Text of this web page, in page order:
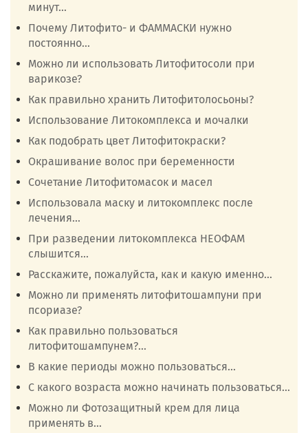
минут...
Почему Литофито- и ФАММАСКИ нужно
постоянно...
Можно ли использовать Литофитосоли при
варикозе?
Как правильно хранить Литофитолосьоны?
Использование Литокомплекса и мочалки
Как подобрать цвет Литофитокраски?
Окрашивание волос при беременности
Сочетание Литофитомасок и масел
Использовала маску и литокомплекс после
лечения...
При разведении литокомплекса НЕОФАМ
слышится...
Расскажите, пожалуйста, как и какую именно...
Можно ли применять литофитошампуни при
псориазе?
Как правильно пользоваться
литофитошампунем?...
В какие периоды можно пользоваться...
С какого возраста можно начинать пользоваться...
Можно ли Фотозащитный крем для лица
применять в...